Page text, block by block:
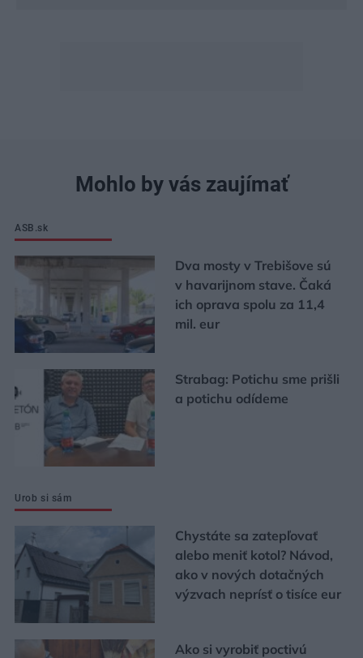
Mohlo by vás zaujímať
ASB.sk
Dva mosty v Trebišove sú
v havarijnom stave. Čaká
ich oprava spolu za 11,4
mil. eur
Strabag: Potichu sme prišli
a potichu odídeme
Urob si sám
Chystáte sa zatepľovať
alebo meniť kotol? Návod,
ako v nových dotačných
výzvach neprísť o tisíce eur
Ako si vyrobiť poctivú